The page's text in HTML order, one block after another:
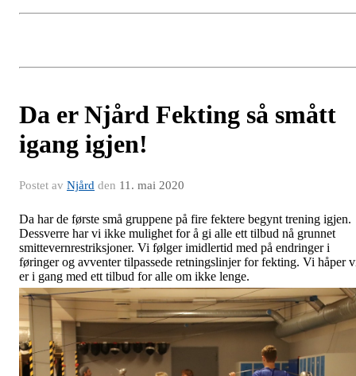
Da er Njård Fekting så smått
igang igjen!
Postet av Njård den 11. mai 2020
Da har de første små gruppene på fire fektere begynt trening igjen.
Dessverre har vi ikke mulighet for å gi alle ett tilbud nå grunnet
smittevernrestriksjoner. Vi følger imidlertid med på endringer i
føringer og avventer tilpassede retningslinjer for fekting. Vi håper
er i gang med ett tilbud for alle om ikke lenge.